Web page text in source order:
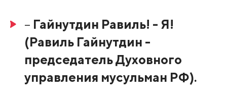
– Гайнутдин Равиль! - Я!
(Равиль Гайнутдин -
председатель Духовного
управления мусульман РФ).